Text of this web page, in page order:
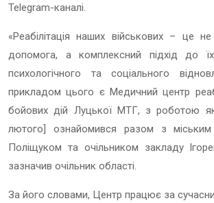
Telegram-каналі.
«Реабілітація наших військових – це
допомога, а комплексний підхід до
психологічного та соціального
прикладом цього є Медичний центр
бойових дій Луцької МТГ, з роботою
лютого] ознайомився разом з
Поліщуком та очільником закладу
зазначив очільник області.
За його словами, Центр працює за